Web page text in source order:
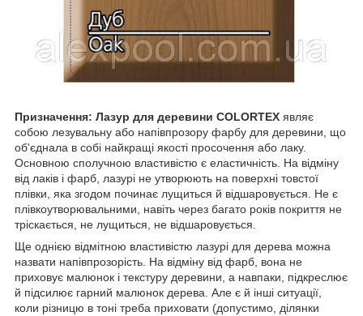
Призначення: Лазур для деревини COLORTEX являє
собою лезувальну або напівпрозору фарбу для деревини, що
об'єднала в собі найкращі якості просочення або лаку.
Основною сполучною властивістю є еластичність. На відміну
від лаків і фарб, лазурі не утворюють на поверхні товстої
плівки, яка згодом починає лущиться й відшаровується. Не є
плівкоутворювальними, навіть через багато років покриття не
тріскається, не лущиться, не відшаровується.
Ще однією відмітною властивістю лазурі для дерева можна
назвати напівпрозорість. На відміну від фарб, вона не
приховує малюнок і текстуру деревини, а навпаки, підкреслює
й підсилює гарний малюнок дерева. Але є й інші ситуації,
коли різницю в тоні треба приховати (допустимо, ділянки